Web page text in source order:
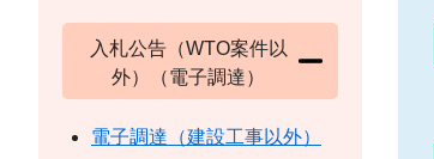
入札公告（WTO案件以
外）（電子調達）
電子調達（建設工事以外）